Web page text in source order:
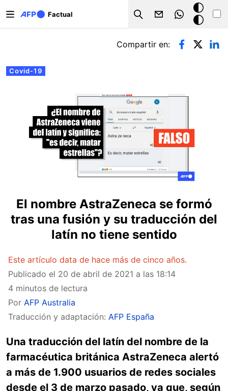
Factual
Search
Modo
oscuro
Solapas principales
Covid-19
Compartir en:
El nombre AstraZeneca se formó
tras una fusión y su traducción del
latín no tiene sentido
Este artículo data de hace más de cinco años.
Publicado el 20 de abril de 2021 a las 18:14
4 minutos de lectura
Por AFP Australia
Traducción y adaptación: AFP España
Una traducción del latín del nombre de la
farmacéutica británica AstraZeneca alertó
a más de 1.900 usuarios de redes sociales
desde el 3 de marzo pasado, ya que, según